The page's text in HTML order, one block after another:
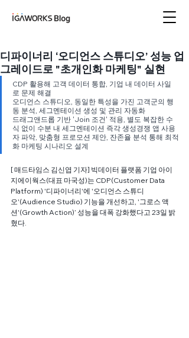
디파이너리 ‘오디언스 스튜디오’ 성능 업
그레이드로 "초개인화 마케팅" 실현
CDP 활용해 고객 데이터 통합, 기업 내 데이터 사일
로 문제 해결
오디언스 스튜디오, 동일한 특성을 가진 고객군의 행
동 분석, 세그멘테이션 생성 및 관리 자동화
드래그앤드롭 기반 'Join 조건' 적용, 별도 복잡한 수
식 없이 수분 내 세그멘테이션 즉각 생성경쟁 앱 사용
자 파악, 맞춤형 프로모션 제안, 잔존율 분석 통해 최적
화 마케팅 시나리오 설계
[ 매드타임스 김신엽 기자] 빅데이터 플랫폼 기업 아이
지에이웍스(대표 마국성)는 CDP(Customer Data
Platform) '디파이너리'에 '오디언스 스튜디
오'(Audience Studio) 기능을 개선하고, '그로스 액
션'(Growth Action)’ 성능을 대폭 강화했다고 23일 밝
혔다.